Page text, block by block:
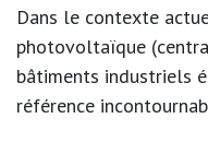
Dans le contexte
photovoltaïque
bâtiments industriels
référence